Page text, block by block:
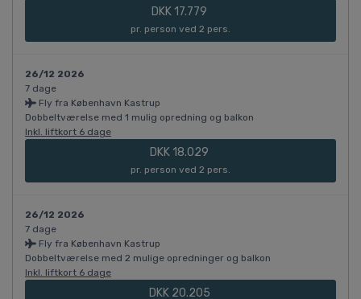
DKK 17.779
pr. person ved 2 pers.
26/12 2026
7 dage
Fly fra København Kastrup
Dobbeltværelse med 1 mulig opredning og balkon
Inkl. liftkort 6 dage
DKK 18.029
pr. person ved 2 pers.
26/12 2026
7 dage
Fly fra København Kastrup
Dobbeltværelse med 2 mulige opredninger og balkon
Inkl. liftkort 6 dage
DKK 20.205